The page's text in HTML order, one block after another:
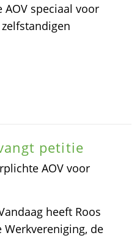
speciaal voor
petitie
AOV voor
heeft Roos
de